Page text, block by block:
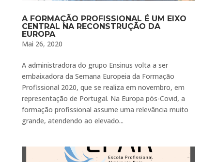
A FORMAÇÃO PROFISSIONAL É UM EIXO
CENTRAL NA RECONSTRUÇÃO DA
EUROPA
Mai 26, 2020
A administradora do grupo Ensinus volta a ser
embaixadora da Semana Europeia da Formação
Profissional 2020, que se realiza em novembro, em
representação de Portugal. Na Europa pós-Covid, a
formação profissional assume uma relevância muito
grande, atendendo ao elevado...